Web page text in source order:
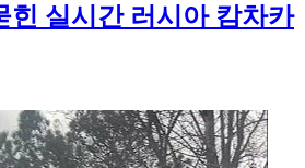
힌 실시간 러시아 캄차카